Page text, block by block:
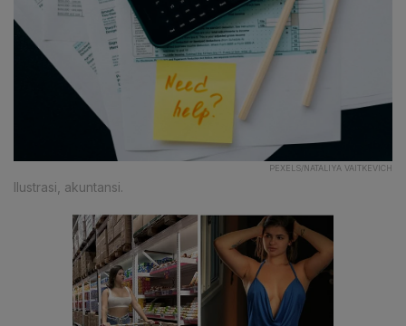
PEXELS/NATALIYA VAITKEVICH
Ilustrasi, akuntansi.